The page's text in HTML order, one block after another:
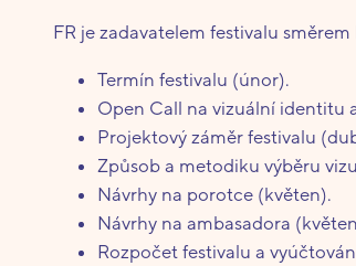
FR je zadavatelem festivalu
Termín festivalu (únor).
Open Call na vizuální identitu
Projektový záměr festivalu
Způsob a metodiku výběru
Návrhy na porotce (květen).
Návrhy na ambasadora
Rozpočet festivalu a